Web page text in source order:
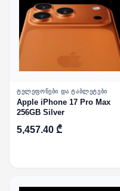
ᲢᲔᲚᲔᲤᲝᲜᲔᲑᲘ ᲓᲐ ᲢᲐᲑᲚᲔᲢᲔᲑᲘ
Apple iPhone 17 Pro Max
256GB Silver
5,457.40 ₾